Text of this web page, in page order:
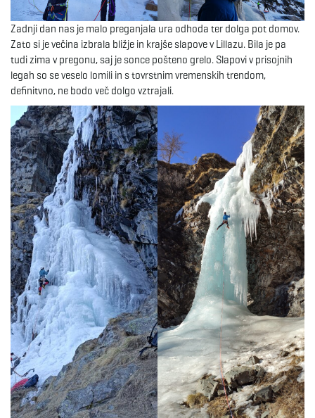
Zadnji dan nas je malo preganjala ura odhoda ter dolga pot domov.
Zato si je večina izbrala bližje in krajše slapove v Lillazu. Bila je pa
tudi zima v pregonu, saj je sonce pošteno grelo. Slapovi v prisojnih
legah so se veselo lomili in s tovrstnim vremenskih trendom,
definitvno, ne bodo več dolgo vztrajali.